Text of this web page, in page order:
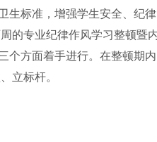
标准，增强学生安全、纪
的专业纪律作风学习整顿暨
方面着手进行。在整顿期
立标杆。